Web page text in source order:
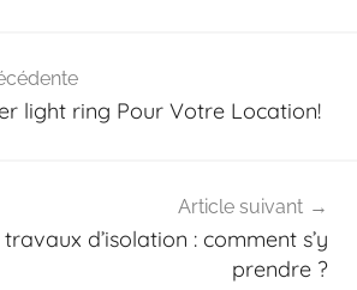
light ring Pour Votre Location!
Article suivant
d’isolation : comment s’y
prendre ?